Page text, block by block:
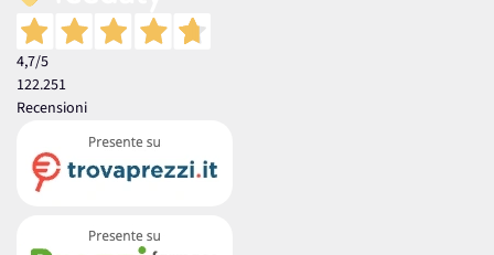
4,7/5
122.251
Recensioni